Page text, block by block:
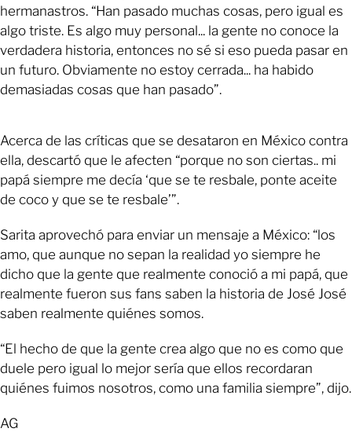
hermanastros. “Han pasado muchas cosas, pero igual es
algo triste. Es algo muy personal... la gente no conoce la
verdadera historia, entonces no sé si eso pueda pasar en
un futuro. Obviamente no estoy cerrada... ha habido
demasiadas cosas que han pasado”.
Acerca de las críticas que se desataron en México contra
ella, descartó que le afecten “porque no son ciertas.. mi
papá siempre me decía ‘que se te resbale, ponte aceite
de coco y que se te resbale’”.
Sarita aprovechó para enviar un mensaje a México: “los
amo, que aunque no sepan la realidad yo siempre he
dicho que la gente que realmente conoció a mi papá, que
realmente fueron sus fans saben la historia de José José
saben realmente quiénes somos.
“El hecho de que la gente crea algo que no es como que
duele pero igual lo mejor sería que ellos recordaran
quiénes fuimos nosotros, como una familia siempre”, dijo.
AG